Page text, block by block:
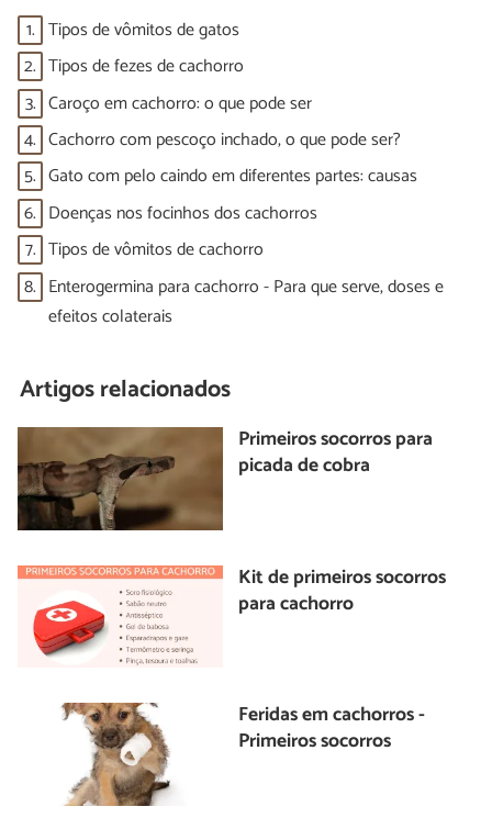
1. Tipos de vômitos de gatos
2. Tipos de fezes de cachorro
3. Caroço em cachorro: o que pode ser
4. Cachorro com pescoço inchado, o que pode ser?
5. Gato com pelo caindo em diferentes partes: causas
6. Doenças nos focinhos dos cachorros
7. Tipos de vômitos de cachorro
8. Enterogermina para cachorro - Para que serve, doses e
efeitos colaterais
Artigos relacionados
Primeiros socorros para
picada de cobra
Kit de primeiros socorros
para cachorro
Feridas em cachorros -
Primeiros socorros